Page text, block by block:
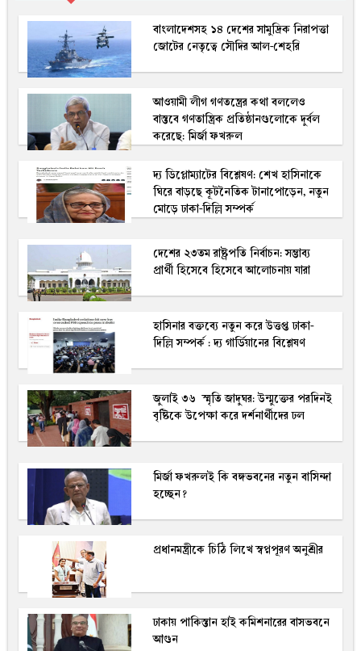
বাংলাদেশসহ ১৪ দেশের সামুদ্রিক নিরাপত্তা
জোটের নেতৃত্বে সৌদির আল-শেহরি
আওয়ামী লীগ গণতন্ত্রের কথা বললেও
বাস্তবে গণতান্ত্রিক প্রতিষ্ঠানগুলোকে দুর্বল
করেছে: মির্জা ফখরুল
দ্য ডিপ্লোম্যাটের বিশ্লেষণ: শেখ হাসিনাকে
ঘিরে বাড়ছে কূটনৈতিক টানাপোড়েন, নতুন
মোড়ে ঢাকা-দিল্লি সম্পর্ক
দেশের ২৩তম রাষ্ট্রপতি নির্বাচন: সম্ভাব্য
প্রার্থী হিসেবে হিসেবে আলোচনায় যারা
হাসিনার বক্তব্যে নতুন করে উত্তপ্ত ঢাকা-
দিল্লি সম্পর্ক : দ্য গার্ডিয়ানের বিশ্লেষণ
জুলাই ৩৬ স্মৃতি জাদুঘর: উন্মুক্তের পরদিনই
বৃষ্টিকে উপেক্ষা করে দর্শনার্থীদের ঢল
মির্জা ফখরুলই কি বঙ্গভবনের নতুন বাসিন্দা
হচ্ছেন?
প্রধানমন্ত্রীকে চিঠি লিখে স্বপ্নপূরণ অনুশ্রীর
ঢাকায় পাকিস্তান হাই কমিশনারের বাসভবনে
আগুন